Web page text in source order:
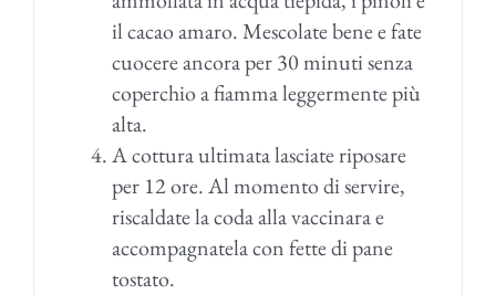
il cacao amaro. Mescolate bene e fate
cuocere ancora per 30 minuti senza
coperchio a fiamma leggermente più
alta.
A cottura ultimata lasciate riposare
per 12 ore. Al momento di servire,
riscaldate la coda alla vaccinara e
accompagnatela con fette di pane
tostato.